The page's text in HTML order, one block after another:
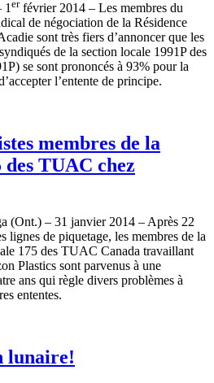
1 er février2014 – Les membres du
de négociation de la Résidence
sont très fiers d’annoncer que les
syndiqués de la section locale 1991Pdes
) se sont prononcés à 93% pour la
l’entente de principe.
membres de la
des TUAC chez
(Ont.) – 31 janvier2014 – Après 22
lignes de piquetage, les membres de la
175 des TUAC Canada travaillant
Plastics sont parvenus à une
ans qui règle divers problèmes à
ententes.
lunaire!